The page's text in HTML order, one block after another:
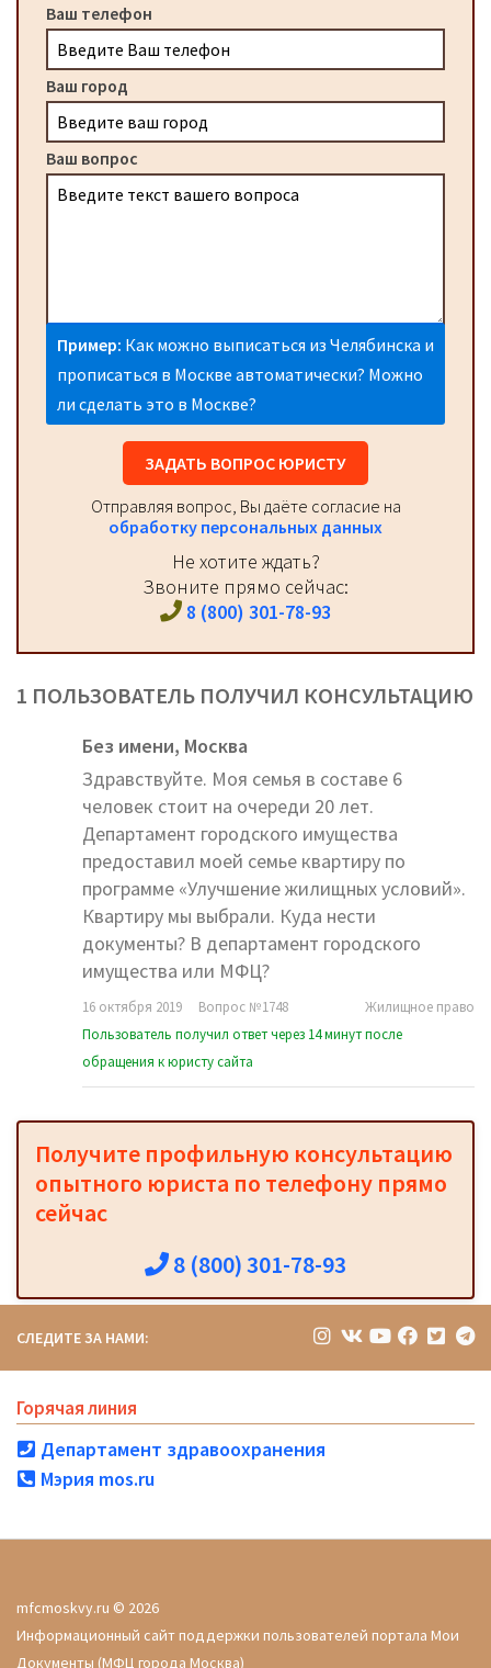
Ваш телефон
Ваш город
Ваш вопрос
Пример: Как можно выписаться из Челябинска и
прописаться в Москве автоматически? Можно
ли сделать это в Москве?
ЗАДАТЬ ВОПРОС ЮРИСТУ
Отправляя вопрос, Вы даёте согласие на
обработку персональных данных
Не хотите ждать?
Звоните прямо сейчас:
8 (800) 301-78-93
1 ПОЛЬЗОВАТЕЛЬ ПОЛУЧИЛ КОНСУЛЬТАЦИЮ
Без имени, Москва
Здравствуйте. Моя семья в составе 6
человек стоит на очереди 20 лет.
Департамент городского имущества
предоставил моей семье квартиру по
программе «Улучшение жилищных условий».
Квартиру мы выбрали. Куда нести
документы? В департамент городского
имущества или МФЦ?
16 октября 2019 Вопрос №1748
Жилищное право
Пользователь получил ответ через 14 минут после
обращения к юристу сайта
Получите профильную консультацию
опытного юриста по телефону прямо
сейчас
8 (800) 301-78-93
СЛЕДИТЕ ЗА НАМИ:
Горячая линия
Департамент здравоохранения
Мэрия mos.ru
mfcmoskvy.ru © 2026
Информационный сайт поддержки пользователей портала Мои
Документы (МФЦ города Москва)